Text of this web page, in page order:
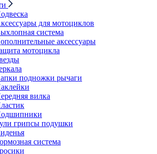
для мотоциклов
система
аксессуары
мотоцикла
подножки рычаги
вилка
грипсы подушки
система